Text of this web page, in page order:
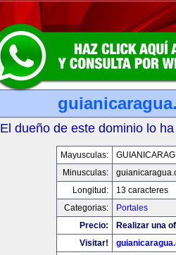
El dueño de este dominio lo
Mayusculas:
Minusculas:
Longitud:
13 caracteres
Categorias:
Portales
Precio:
Realizar una
Visitar!